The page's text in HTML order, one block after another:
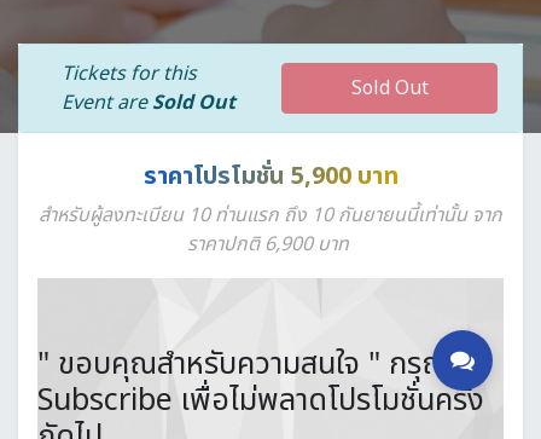
Tickets for this
Event areSold Out Sold Out
ราคาโปรโมชั่น 5,900 บาท
สำหรับผู้ลงทะเบียน 10 ท่านแรก ถึง 10 กันยายนนี้เท่านั้น จาก
ราคาปกติ 6,900 บาท
" ขอบคุณสำหรับความสนใจ " กรุณา
Subscribe เพื่อไม่พลาดโปรโมชั่นครั้ง